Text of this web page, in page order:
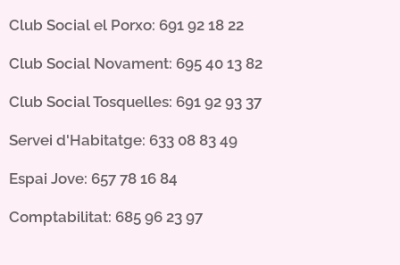
Club Social el Porxo: 691 92 18 22
Club Social Novament: 695 40 13 82
Club Social Tosquelles: 691 92 93 37
Servei d'Habitatge: 633 08 83 49
Espai Jove: 657 78 16 84
Comptabilitat: 685 96 23 97